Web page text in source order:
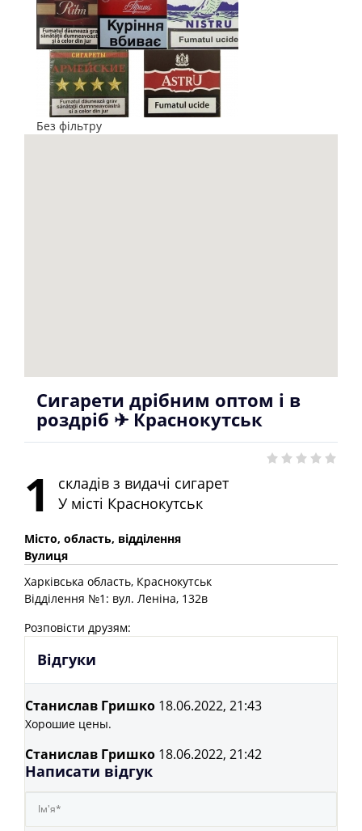
Без фільтру
Сигарети дрібним оптом і в
роздріб ✈ Краснокутськ
1
складів з видачі сигарет
У місті Краснокутськ
Місто, область, відділення
Вулиця
Харківська область, Краснокутськ
Відділення №1: вул. Леніна, 132в
Розповісти друзям:
Відгуки
Станислав Гришко 18.06.2022, 21:43
Хорошие цены.
Станислав Гришко 18.06.2022, 21:42
Написати відгук